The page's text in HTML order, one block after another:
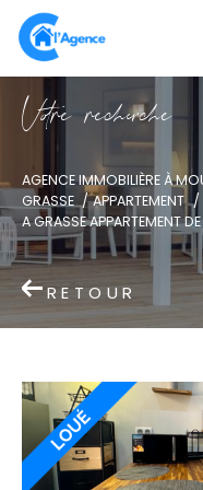
Vore recece
AGENCE IMMOBILIÈRE À
GRASSE
APPARTEMENT
A GRASSE APPARTEMENT
RETOUR